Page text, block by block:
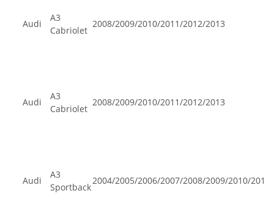
Audi
A3
Cabriolet
2008/2009/2010/2011/2012/2013
Audi
A3
Cabriolet
2008/2009/2010/2011/2012/2013
Audi
A3
Sportback
2004/2005/2006/2007/2008/2009/2010/